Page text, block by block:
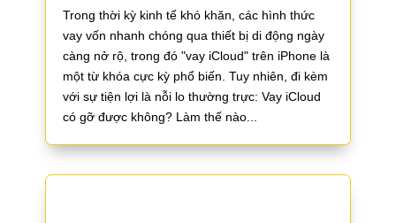
Trong thời kỳ kinh tế khó khăn, các hình thức
vay vốn nhanh chóng qua thiết bị di động ngày
càng nở rộ, trong đó "vay iCloud" trên iPhone là
một từ khóa cực kỳ phổ biến. Tuy nhiên, đi kèm
với sự tiện lợi là nỗi lo thường trực: Vay iCloud
có gỡ được không? Làm thế nào...